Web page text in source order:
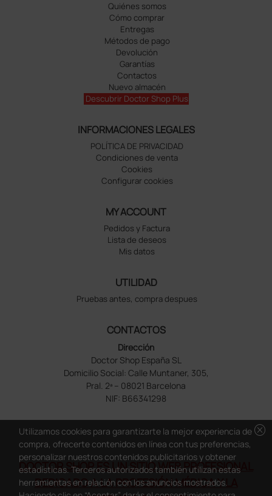
Quiénes somos
Cómo comprar
Entregas
Métodos de pago
Devolución
Garantías
Contactos
Nuevo almacén
Descubrir Doctor Shop Plus
INFORMACIONES LEGALES
POLÍTICA DE PRIVACIDAD
Condiciones de venta
Cookies
Configurar cookies
MY ACCOUNT
Pedidos y Factura
Lista de deseos
Mis datos
UTILIDAD
Pruebas antes, compra despues
CONTACTOS
Dirección
Doctor Shop España SL
Domicilio Social: Calle Muntaner, 305,
Pral. 2ª – 08021 Barcelona
NIF: B66341298
DOCTOR SHOP ES UN SITIO WEB PROFESIONAL
DEDICADO A LA PROFESIÓN MÉDICA Y LA
cancel
Utilizamos cookies para garantizarte la mejor experiencia de
compra, ofrecerte contenidos en línea con tus preferencias,
personalizar nuestros contenidos publicitarios y obtener
estadísticas. Terceros autorizados también utilizan estas
herramientas en relación con los anuncios mostrados.